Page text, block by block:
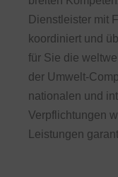
Dienstleister mit
koordiniert und
für Sie die
der Umwelt-
nationalen und
Verpflichtungen
Leistungen